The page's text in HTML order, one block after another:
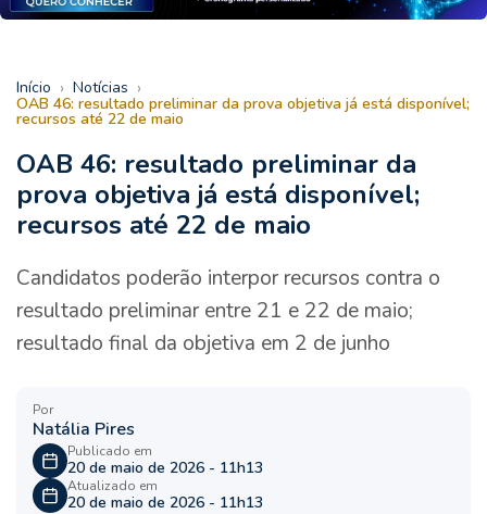
Início › Notícias ›
OAB 46: resultado preliminar da prova objetiva já está disponível;
recursos até 22 de maio
OAB 46: resultado preliminar da
prova objetiva já está disponível;
recursos até 22 de maio
Candidatos poderão interpor recursos contra o
resultado preliminar entre 21 e 22 de maio;
resultado final da objetiva em 2 de junho
Por
Natália Pires
Publicado em
20 de maio de 2026 - 11h13
Atualizado em
20 de maio de 2026 - 11h13